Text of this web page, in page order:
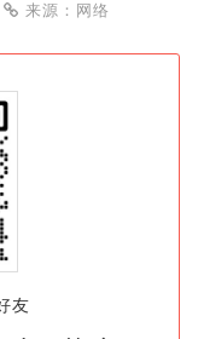
来源：网络
友